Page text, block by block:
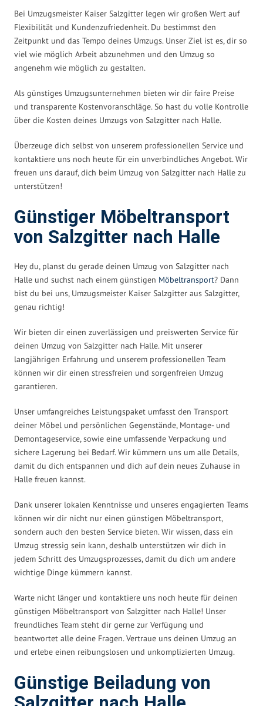
Bei Umzugsmeister Kaiser Salzgitter legen wir großen Wert auf
Flexibilität und Kundenzufriedenheit. Du bestimmst den
Zeitpunkt und das Tempo deines Umzugs. Unser Ziel ist es, dir so
viel wie möglich Arbeit abzunehmen und den Umzug so
angenehm wie möglich zu gestalten.
Als günstiges Umzugsunternehmen bieten wir dir faire Preise
und transparente Kostenvoranschläge. So hast du volle Kontrolle
über die Kosten deines Umzugs von Salzgitter nach Halle.
Überzeuge dich selbst von unserem professionellen Service und
kontaktiere uns noch heute für ein unverbindliches Angebot. Wir
freuen uns darauf, dich beim Umzug von Salzgitter nach Halle zu
unterstützen!
Günstiger Möbeltransport
von Salzgitter nach Halle
Hey du, planst du gerade deinen Umzug von Salzgitter nach
Halle und suchst nach einem günstigen Möbeltransport? Dann
bist du bei uns, Umzugsmeister Kaiser Salzgitter aus Salzgitter,
genau richtig!
Wir bieten dir einen zuverlässigen und preiswerten Service für
deinen Umzug von Salzgitter nach Halle. Mit unserer
langjährigen Erfahrung und unserem professionellen Team
können wir dir einen stressfreien und sorgenfreien Umzug
garantieren.
Unser umfangreiches Leistungspaket umfasst den Transport
deiner Möbel und persönlichen Gegenstände, Montage- und
Demontageservice, sowie eine umfassende Verpackung und
sichere Lagerung bei Bedarf. Wir kümmern uns um alle Details,
damit du dich entspannen und dich auf dein neues Zuhause in
Halle freuen kannst.
Dank unserer lokalen Kenntnisse und unseres engagierten Teams
können wir dir nicht nur einen günstigen Möbeltransport,
sondern auch den besten Service bieten. Wir wissen, dass ein
Umzug stressig sein kann, deshalb unterstützen wir dich in
jedem Schritt des Umzugsprozesses, damit du dich um andere
wichtige Dinge kümmern kannst.
Warte nicht länger und kontaktiere uns noch heute für deinen
günstigen Möbeltransport von Salzgitter nach Halle! Unser
freundliches Team steht dir gerne zur Verfügung und
beantwortet alle deine Fragen. Vertraue uns deinen Umzug an
und erlebe einen reibungslosen und unkomplizierten Umzug.
Günstige Beiladung von